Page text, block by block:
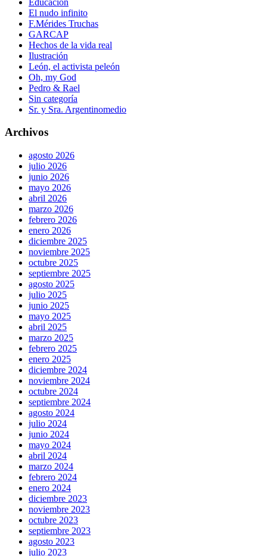
El nudo infinito
F.Mérides Truchas
GARCAP
Hechos de la vida real
Ilustración
León, el activista peleón
Oh, my God
Pedro & Rael
Sin categoría
Sr. y Sra. Argentinomedio
Archivos
agosto 2026
julio 2026
junio 2026
mayo 2026
abril 2026
marzo 2026
febrero 2026
enero 2026
diciembre 2025
noviembre 2025
octubre 2025
septiembre 2025
agosto 2025
julio 2025
junio 2025
mayo 2025
abril 2025
marzo 2025
febrero 2025
enero 2025
diciembre 2024
noviembre 2024
octubre 2024
septiembre 2024
agosto 2024
julio 2024
junio 2024
mayo 2024
abril 2024
marzo 2024
febrero 2024
enero 2024
diciembre 2023
noviembre 2023
octubre 2023
septiembre 2023
agosto 2023
julio 2023